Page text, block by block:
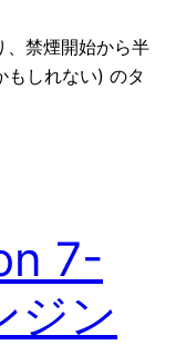
、禁煙開始から半
もしれない) のタ
7-
ジン